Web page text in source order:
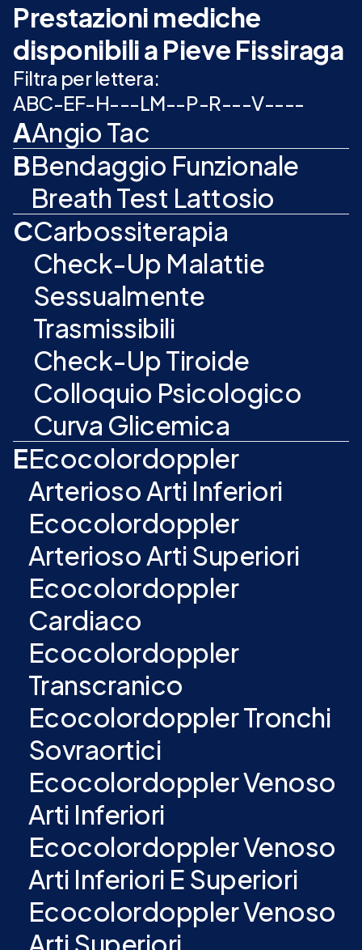
Prestazioni mediche
disponibili a Pieve Fissiraga
Filtra per lettera:
ABC-EF-H---LM--P-R---V----
AAngio Tac
BBendaggio Funzionale
Breath Test Lattosio
CCarbossiterapia
Check-Up Malattie
Sessualmente
Trasmissibili
Check-Up Tiroide
Colloquio Psicologico
Curva Glicemica
EEcocolordoppler
Arterioso Arti Inferiori
Ecocolordoppler
Arterioso Arti Superiori
Ecocolordoppler
Cardiaco
Ecocolordoppler
Transcranico
Ecocolordoppler Tronchi
Sovraortici
Ecocolordoppler Venoso
Arti Inferiori
Ecocolordoppler Venoso
Arti Inferiori E Superiori
Ecocolordoppler Venoso
Arti Superiori